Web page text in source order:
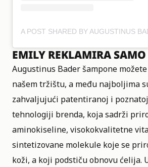
EMILY REKLAMIRA SAMO
Augustinus Bader šampone
našem tržištu, a među najboljima
zahvaljujući patentiranoj i
tehnologiji brenda, koja sadrži
aminokiseline, visokokvalitetne
sintetizovane molekule koje se
koži, a koji podstiču obnovu ćelija.